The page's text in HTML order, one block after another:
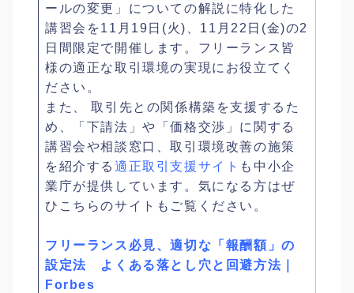
ールの変更」についての解説に特化した
講習会を11月19日(火)、11月22日(金)の2
日間限定で開催します。フリーランス皆
様の適正な取引環境の実現にお役立てく
ださい。
また、 取引先との関係構築を支援するた
め、「下請法」や「価格交渉」に関する
講習会や相談窓口、取引環境改善の施策
を紹介する 適正取引支援サイト も中小企
業庁が提供しています。気になる方はぜ
ひこちらのサイトもご覧ください。
フリーランス必見、適切な「報酬額」の
設定法 よくある落とし穴と回避方法｜
Forbes